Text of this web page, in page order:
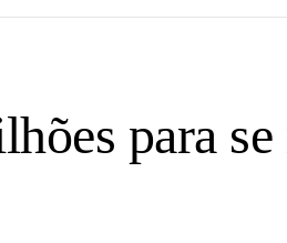
para